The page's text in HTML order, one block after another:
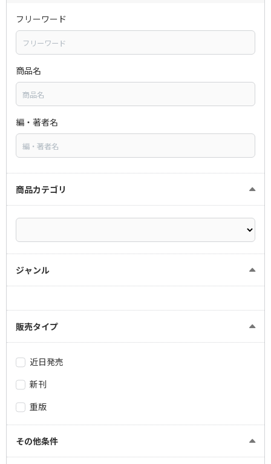
フリーワード
商品名
編・著者名
商品カテゴリ
ジャンル
販売タイプ
近日発売
新刊
重版
その他条件